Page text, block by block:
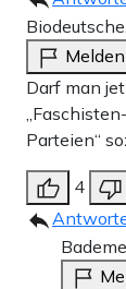
Melden
Darf man
Parteien“
4